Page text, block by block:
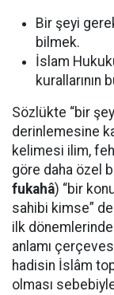
Bir şeyi
bilmek.
İslam
kurallarının
Sözlükte “bir
derinlemesine
kelimesi ilim,
göre daha özel
fukahâ) “bir
sahibi kimse”
ilk dönemlerinde
anlamı
hadisin İslâm
olması